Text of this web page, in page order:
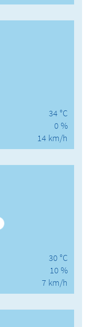
34 °C
0 %
14 km/h
30 °C
10 %
7 km/h